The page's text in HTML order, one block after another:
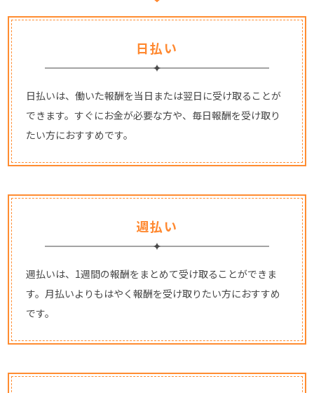
日払い
日払いは、働いた報酬を当日または翌日に受け取ることが
できます。すぐにお金が必要な方や、毎日報酬を受け取り
たい方におすすめです。
週払い
週払いは、1週間の報酬をまとめて受け取ることができま
す。月払いよりもはやく報酬を受け取りたい方におすすめ
です。